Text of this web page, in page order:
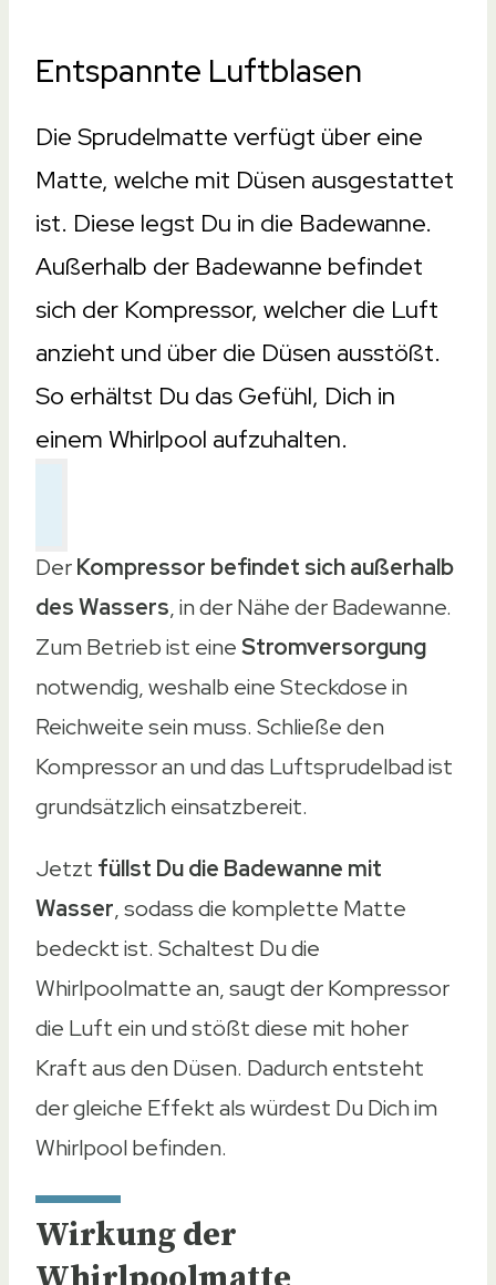
Entspannte Luftblasen
Die Sprudelmatte verfügt über eine
Matte, welche mit Düsen ausgestattet
ist. Diese legst Du in die Badewanne.
Außerhalb der Badewanne befindet
sich der Kompressor, welcher die Luft
anzieht und über die Düsen ausstößt.
So erhältst Du das Gefühl, Dich in
einem Whirlpool aufzuhalten.
DerKompressor befindet sich außerhalb
des Wassers, in der Nähe der Badewanne.
Zum Betrieb ist eineStromversorgung
notwendig, weshalb eine Steckdose in
Reichweite sein muss. Schließe den
Kompressor an und das Luftsprudelbad ist
grundsätzlich einsatzbereit.
Jetzt füllst Du die Badewanne mit
Wasser, sodass die komplette Matte
bedeckt ist. Schaltest Du die
Whirlpoolmatte an, saugt der Kompressor
die Luft ein und stößt diese mit hoher
Kraft aus den Düsen. Dadurch entsteht
der gleiche Effekt als würdest Du Dich im
Whirlpool befinden.
Wirkung der